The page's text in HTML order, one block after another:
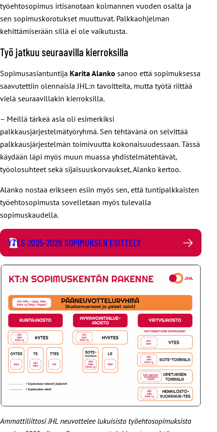
työehtosopimus irtisanotaan kolmannen vuoden osalta ja
sen sopimuskorotukset muuttuvat. Palkkaohjelman
kehittämiserään sillä ei ole vaikutusta.
Työ jatkuu seuraavilla kierroksilla
Sopimusasiantuntija Karita Alanko sanoo että sopimuksessa
saavutettiin olennaisia JHL:n tavoitteita, mutta työtä riittää
vielä seuraavillakin kierroksilla.
– Meillä tärkeä asia oli esimerkiksi
palkkausjärjestelmätyöryhmä. Sen tehtävänä on selvittää
palkkausjärjestelmän toimivuutta kokonaisuudessaan. Tässä
käydään läpi myös muun muassa yhdistelmätehtävät,
työolosuhteet sekä sijaisuuskorvaukset, Alanko kertoo.
Alanko nostaa erikseen esiin myös sen, että tuntipalkkaisten
työehtosopimusta sovelletaan myös tulevalla
sopimuskaudella.
YTES 2025-2028 SOPIMUKSEN ESITTELY
Ammattiliittosi JHL neuvottelee lukuisista työehtosopimuksista